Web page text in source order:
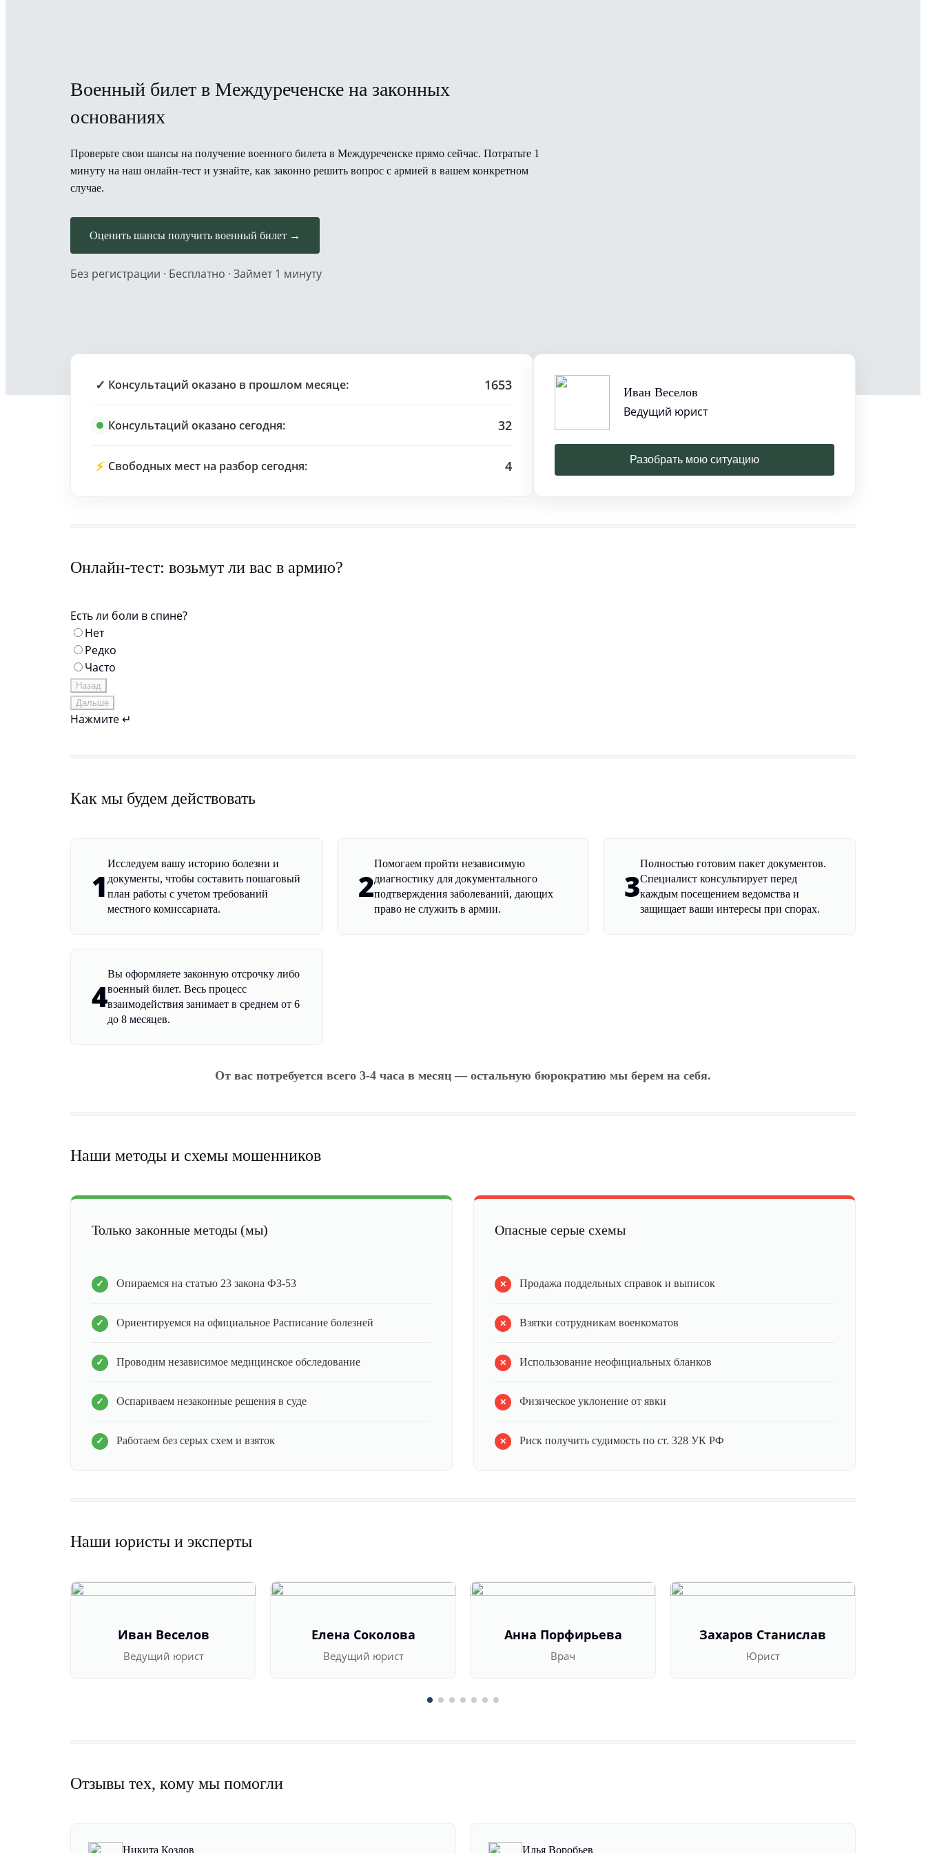
Военный билет в Междуреченске на законных
основаниях
Проверьте свои шансы на получение военного билета в Междуреченске прямо сейчас. Потратьте 1
минуту на наш онлайн-тест и узнайте, как законно решить вопрос с армией в вашем конкретном
случае.
Оценить шансы получить военный билет →
Без регистрации · Бесплатно · Займет 1 минуту
✓ Консультаций оказано в прошлом месяце: 1653
Консультаций оказано сегодня: 32
⚡ Свободных мест на разбор сегодня: 4
Иван Веселов
Ведущий юрист
Разобрать мою ситуацию
Онлайн-тест: возьмут ли вас в армию?
Есть ли боли в спине?
Нет
Редко
Часто
Назад
Дальше
Нажмите ↵
Как мы будем действовать
1
Исследуем вашу историю болезни и
документы, чтобы составить пошаговый
план работы с учетом требований
местного комиссариата.
2
Помогаем пройти независимую
диагностику для документального
подтверждения заболеваний, дающих
право не служить в армии.
3
Полностью готовим пакет документов.
Специалист консультирует перед
каждым посещением ведомства и
защищает ваши интересы при спорах.
4
Вы оформляете законную отсрочку либо
военный билет. Весь процесс
взаимодействия занимает в среднем от 6
до 8 месяцев.
От вас потребуется всего 3-4 часа в месяц — остальную бюрократию мы берем на себя.
Наши методы и схемы мошенников
Только законные методы (мы)
Опираемся на статью 23 закона ФЗ-53
Ориентируемся на официальное Расписание болезней
Проводим независимое медицинское обследование
Оспариваем незаконные решения в суде
Работаем без серых схем и взяток
Опасные серые схемы
Продажа поддельных справок и выписок
Взятки сотрудникам военкоматов
Использование неофициальных бланков
Физическое уклонение от явки
Риск получить судимость по ст. 328 УК РФ
Наши юристы и эксперты
Иван Веселов
Ведущий юрист
Елена Соколова
Ведущий юрист
Анна Порфирьева
Врач
Захаров Станислав
Юрист
Отзывы тех, кому мы помогли
Никита Козлов Илья Воробьев